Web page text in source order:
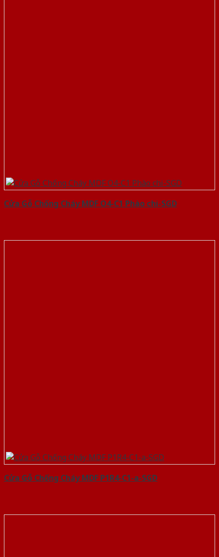
Cửa Gỗ Chống Cháy MDF O4-C1 Phào chi-SGD
Cửa Gỗ Chống Cháy MDF P1R4-C1-a-SGD